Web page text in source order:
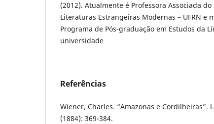
(2012). Atualmente é Professora Associada
Literaturas Estrangeiras Modernas – UFRN e
Programa de Pós-graduação em Estudos da
universidade
Referências
Wiener, Charles. “Amazonas e Cordilheiras”.
(1884): 369-384.